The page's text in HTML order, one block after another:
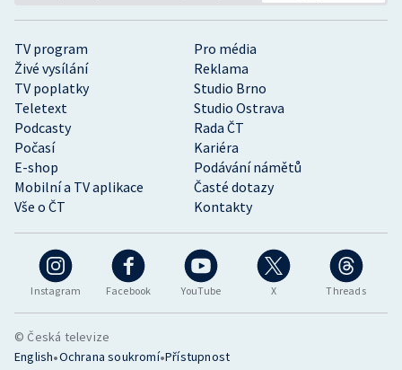
Instagram Facebook YouTube X Threads
TV program
Pro média
Živé vysílání
Reklama
TV poplatky
Studio Brno
Teletext
Studio Ostrava
Podcasty
Rada ČT
Počasí
Kariéra
E-shop
Podávání námětů
Mobilní a TV aplikace
Časté dotazy
Vše o ČT
Kontakty
© Česká televize
English•Ochrana soukromí•Přístupnost